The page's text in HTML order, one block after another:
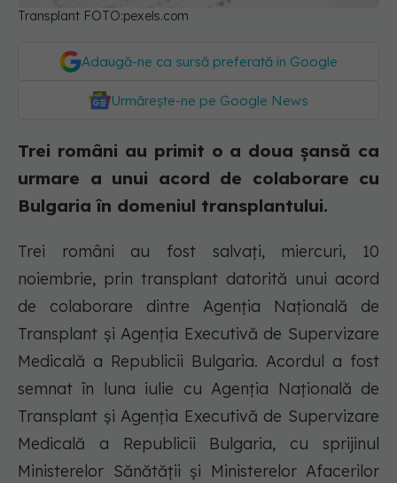
Transplant FOTO:pexels.com
Adaugă-ne ca sursă preferată în Google
Urmărește-ne pe Google News
Trei români au primit o a doua șansă ca
urmare a unui acord de colaborare cu
Bulgaria în domeniul transplantului.
Trei români au fost salvaţi, miercuri, 10
noiembrie, prin transplant datorită unui acord
de colaborare dintre Agenția Națională de
Transplant şi Agenția Executivă de Supervizare
Medicală a Republicii Bulgaria. Acordul a fost
semnat în luna iulie cu Agenția Națională de
Transplant şi Agenția Executivă de Supervizare
Medicală a Republicii Bulgaria, cu sprijinul
Ministerelor Sănătății şi Ministerelor Afacerilor